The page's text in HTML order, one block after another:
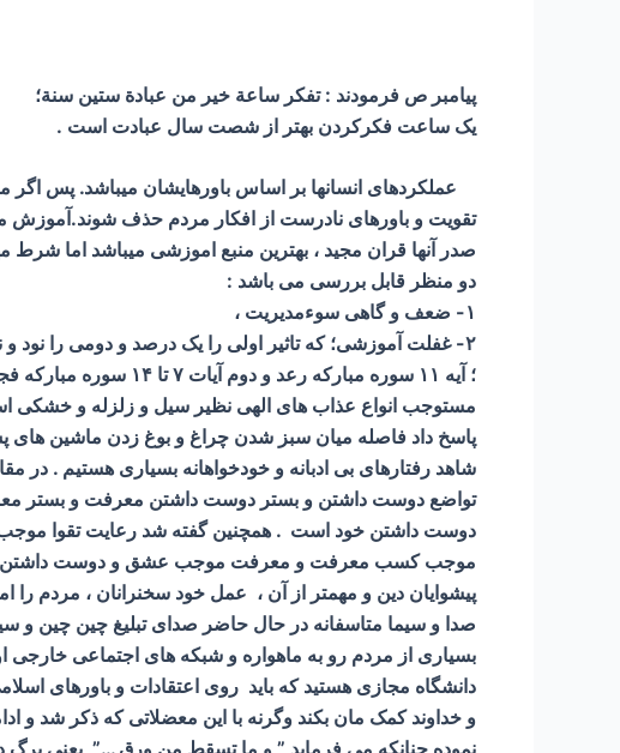
پیامبر ص فرمودند : تفكر ساعة خير من عبادة ستين سنة؛
یک ساعت فکرکردن بهتر از شصت سال عبادت است .
عملکردهای انسانها بر اساس باورهایشان میباشد. پس اگر
تقویت و باورهای نادرست از افکار مردم حذف شوند.آموزش
صدر آنها قران مجید ، بهترین منبع اموزشی میباشد اما
دو منظر قابل بررسی می باشد :
۱- ضعف و گاهی سوءمدیریت ،
۲- غفلت آموزشی؛ که تاثیر اولی را یک درصد و دومی را
؛ آیه ۱۱ سوره
مستوجب انواع عذاب های الهی نظیر سیل و زلزله و خشکی
پاسخ داد فاصله میان سبز شدن چراغ و بوغ زدن ماشین های
شاهد رفتارهای بی ادبانه و خودخواهانه بسیاری هستیم .
تواضع دوست داشتن و بستر دوست داشتن معرفت و بستر
دوست داشتن خود است . همچنین گفته شد رعایت تقوا
موجب کسب معرفت و معرفت موجب عشق و دوست داشتن
پیشوایان دین و مهمتر از آن ، عمل خود سخنرانان ، مردم را
صدا و سیما متاسفانه در حال حاضر صدای تبلیغ چین چین
بسیاری از مردم رو به ماهواره و شبکه های اجتماعی
دانشگاه مجازی هستید که باید روی اعتقادات و باورهای
و خداوند کمک مان بکند وگرنه با این معضلاتی که ذکر شد و